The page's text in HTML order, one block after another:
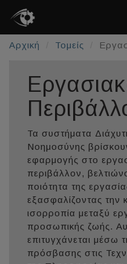
Αρχική Τομείς
Τα συστήματα
Νοημοσύνης
εφαρμογής στο
περιβάλλον,
ποιότητα της
εξασφαλίζοντας την
ισορροπία μεταξύ
προσωπικής ζωής.
επιτυγχάνεται μέσω
πρόσβασης στις